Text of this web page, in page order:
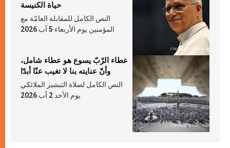
حياة الكنيسة
النص الكامل للمقابلة العامّة مع
المؤمنين يوم الأربعاء 5 آب 2026
عطاء الرّبّ يسوع هو عطاء شامل،
وأنّ عنايته بنا لا تغيب عنّا أبدًا
النص الكامل لصلاة التبشير الملائكي
يوم الأحد 2 آب 2026